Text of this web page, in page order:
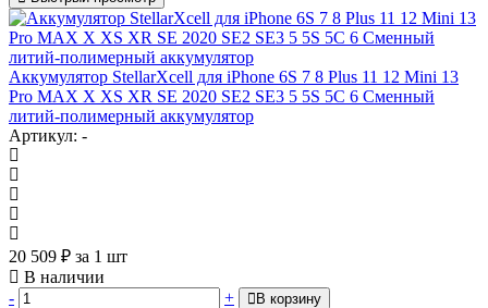
Аккумулятор StellarXcell для iPhone 6S 7 8 Plus 11 12 Mini 13
Pro MAX X XS XR SE 2020 SE2 SE3 5 5S 5C 6 Сменный
литий-полимерный аккумулятор
Артикул: -
20 509 ₽ за 1 шт
В наличии
-
+ В корзину